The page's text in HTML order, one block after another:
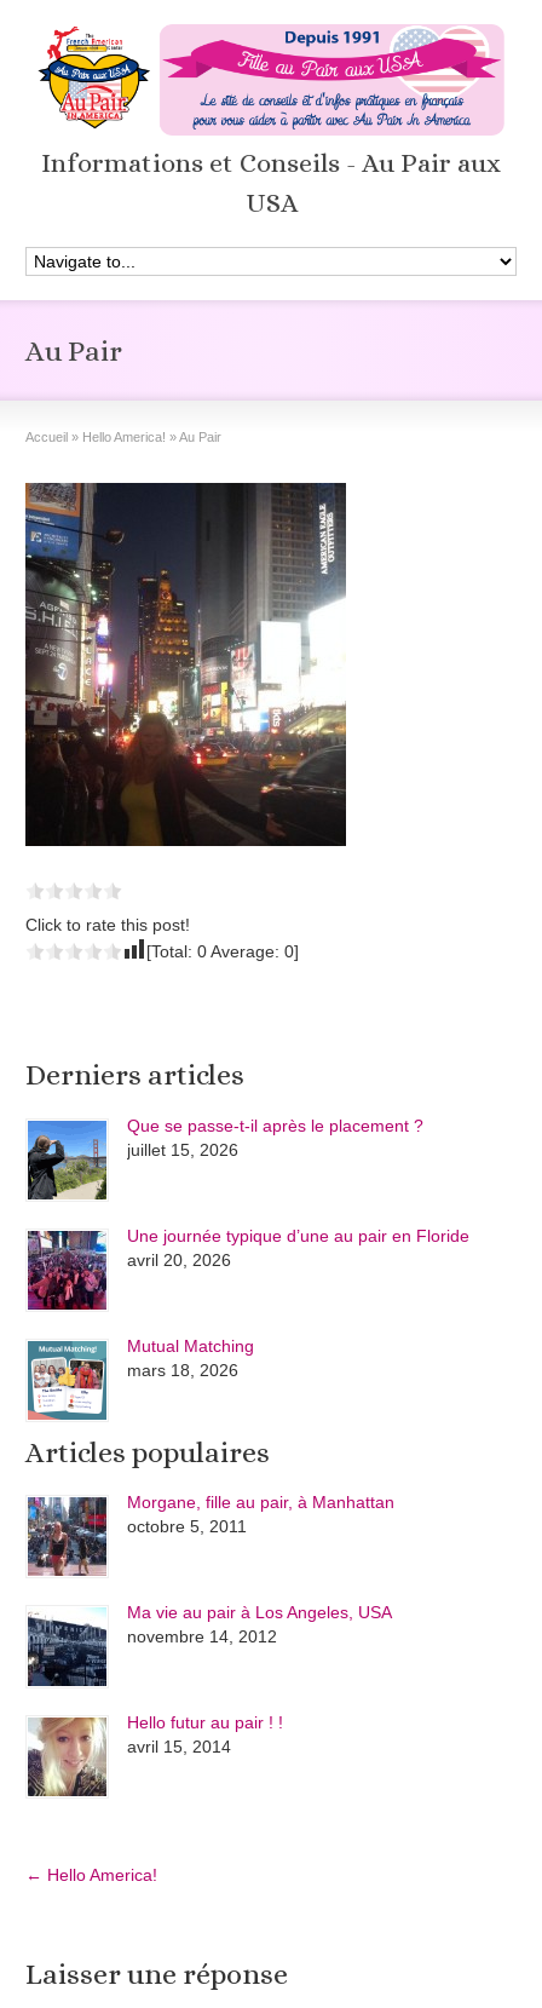
Informations et Conseils - Au Pair aux
USA
Au Pair
Accueil » Hello America! »Au Pair
Click to rate this post!
[Total:0Average:0]
Derniers articles
Que se passe-t-il après le placement ?
juillet 15, 2026
Une journée typique d’une au pair en Floride
avril 20, 2026
Mutual Matching
mars 18, 2026
Articles populaires
Morgane, fille au pair, à Manhattan
octobre 5, 2011
Ma vie au pair à Los Angeles, USA
novembre 14, 2012
Hello futur au pair ! !
avril 15, 2014
← Hello America!
Laisser une réponse